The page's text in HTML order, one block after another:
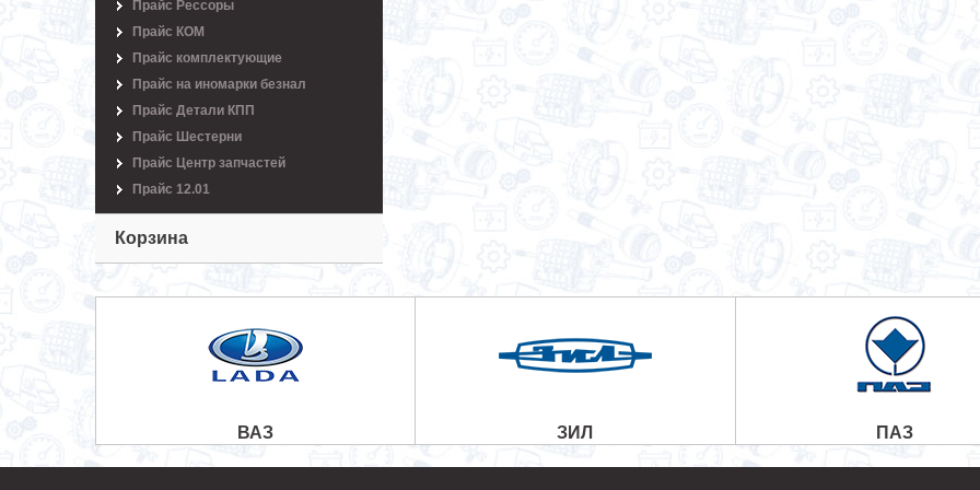
Прайс Рессоры
Прайс КОМ
Прайс комплектующие
Прайс на иномарки безнал
Прайс Детали КПП
Прайс Шестерни
Прайс Центр запчастей
Прайс 12.01
Корзина
ВАЗ ЗИЛ ПАЗ